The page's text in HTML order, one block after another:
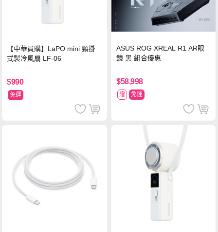
【中華員購】LaPO mini 頸掛
式製冷風扇 LF-06
$990
免運
ASUS ROG XREAL R1 AR眼
鏡 黑 組合優惠
$58,998
贈 免運